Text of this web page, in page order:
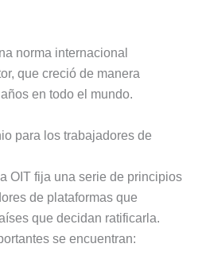
norma internacional
que creció de manera
en todo el mundo.
para los trabajadores de
OIT fija una serie de principios
de plataformas que
que decidan ratificarla.
se encuentran: